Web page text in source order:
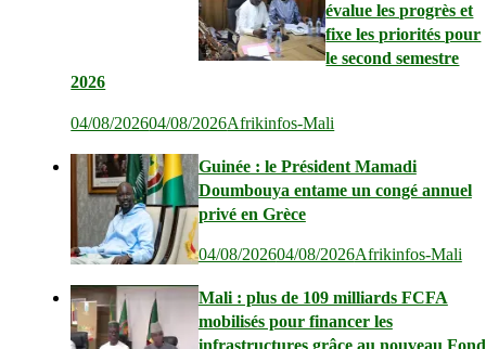
évalue les progrès et
fixe les priorités pour
le second semestre
2026
04/08/202604/08/2026Afrikinfos-Mali
Guinée : le Président Mamadi
Doumbouya entame un congé annuel
privé en Grèce
04/08/202604/08/2026Afrikinfos-Mali
Mali : plus de 109 milliards FCFA
mobilisés pour financer les